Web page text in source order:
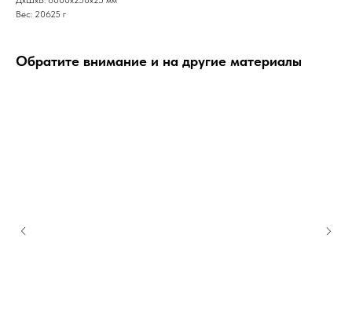
Вес: 20625 г
Обратите внимание и на другие материалы